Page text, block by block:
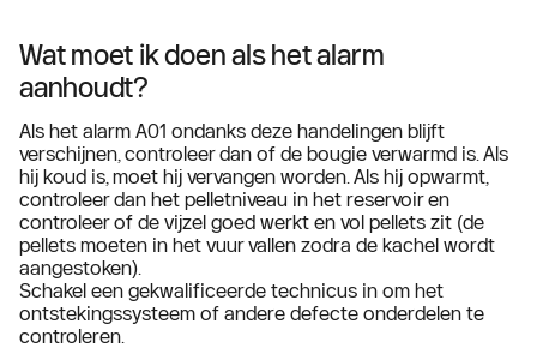
Wat moet ik doen als het alarm
aanhoudt?
Als het alarm A01 ondanks deze handelingen blijft
verschijnen, controleer dan of de bougie verwarmd is. Als
hij koud is, moet hij vervangen worden. Als hij opwarmt,
controleer dan het pelletniveau in het reservoir en
controleer of de vijzel goed werkt en vol pellets zit (de
pellets moeten in het vuur vallen zodra de kachel wordt
aangestoken).
Schakel een gekwalificeerde technicus in om het
ontstekingssysteem of andere defecte onderdelen te
controleren.